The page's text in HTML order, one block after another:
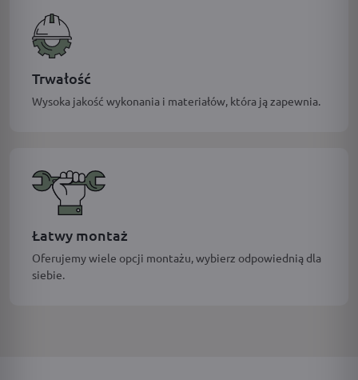
Trwałość
Wysoka jakość wykonania i materiałów, która ją zapewnia.
Łatwy montaż
Oferujemy wiele opcji montażu, wybierz odpowiednią dla
siebie.